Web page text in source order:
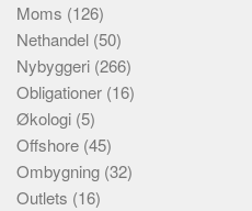
Moms (126)
Nethandel (50)
Nybyggeri (266)
Obligationer (16)
Økologi (5)
Offshore (45)
Ombygning (32)
Outlets (16)